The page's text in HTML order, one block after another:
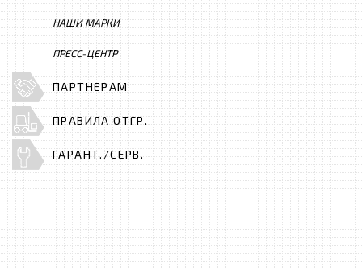
НАШИ МАРКИ
ПРЕСС-ЦЕНТР
ПАРТНЕРАМ
ПРАВИЛА ОТГР.
ГАРАНТ./СЕРВ.